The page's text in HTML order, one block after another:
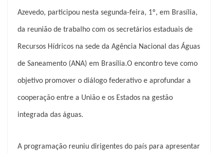
Azevedo, participou nesta segunda-feira, 1º, em Brasília,
da reunião de trabalho com os secretários estaduais de
Recursos Hídricos na sede da Agência Nacional das Águas
de Saneamento (ANA) em Brasília.O encontro teve como
objetivo promover o diálogo federativo e aprofundar a
cooperação entre a União e os Estados na gestão
integrada das águas.
A programação reuniu dirigentes do país para apresentar